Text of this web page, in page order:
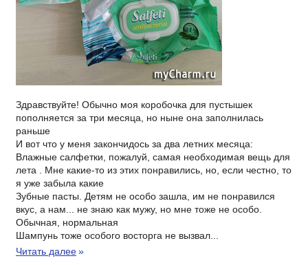
Здравствуйте! Обычно моя коробочка для пустышек
пополняется за три месяца, но ныне она заполнилась
раньше
И вот что у меня закончидось за два летних месяца:
Влажные салфетки, пожалуй, самая необходимая вещь для
лета . Мне какие-то из этих понравились, но, если честно, то
я уже забыла какие
Зубные пасты. Детям не особо зашла, им не понравился
вкус, а нам... не знаю как мужу, но мне тоже не особо.
Обычная, нормальная
Шампунь тоже особого восторга не вызвал...
Читать далее»